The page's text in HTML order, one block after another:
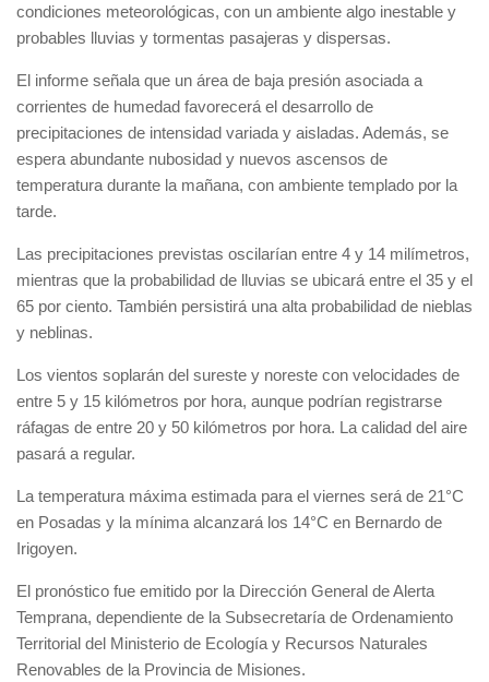
condiciones meteorológicas, con un ambiente algo inestable y
probables lluvias y tormentas pasajeras y dispersas.
El informe señala que un área de baja presión asociada a
corrientes de humedad favorecerá el desarrollo de
precipitaciones de intensidad variada y aisladas. Además, se
espera abundante nubosidad y nuevos ascensos de
temperatura durante la mañana, con ambiente templado por la
tarde.
Las precipitaciones previstas oscilarían entre 4 y 14 milímetros,
mientras que la probabilidad de lluvias se ubicará entre el 35 y el
65 por ciento. También persistirá una alta probabilidad de nieblas
y neblinas.
Los vientos soplarán del sureste y noreste con velocidades de
entre 5 y 15 kilómetros por hora, aunque podrían registrarse
ráfagas de entre 20 y 50 kilómetros por hora. La calidad del aire
pasará a regular.
La temperatura máxima estimada para el viernes será de 21°C
en Posadas y la mínima alcanzará los 14°C en Bernardo de
Irigoyen.
El pronóstico fue emitido por la Dirección General de Alerta
Temprana, dependiente de la Subsecretaría de Ordenamiento
Territorial del Ministerio de Ecología y Recursos Naturales
Renovables de la Provincia de Misiones.